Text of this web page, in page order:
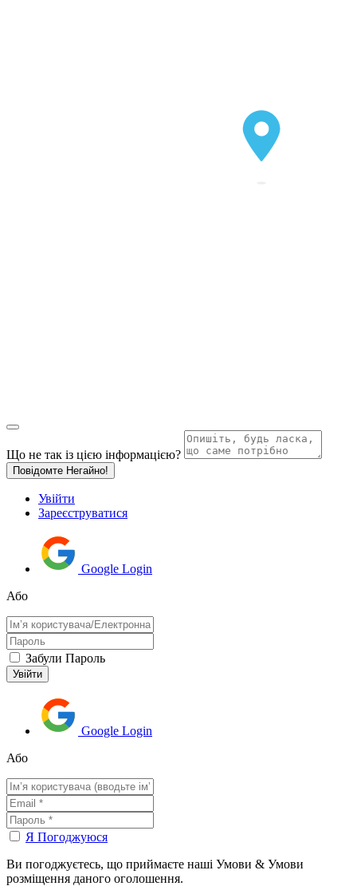
Що не так із цією інформацією?
Повідомте Негайно!
Увійти
Зареєструватися
Google Login
Або
Забули Пароль
Google Login
Або
Я Погоджуюся
Ви погоджуєтесь, що приймаєте наші Умови & Умови
розміщення даного оголошення.